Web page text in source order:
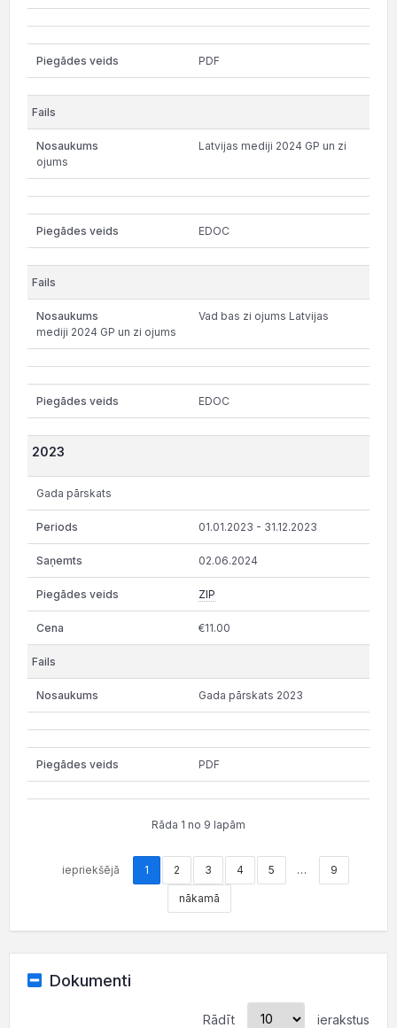
PDF
Latvijas mediji 2024 GP un zi
ojums
EDOC
Vad bas zi ojums Latvijas
mediji 2024 GP un zi ojums
EDOC
2023
Gada pārskats
01.01.2023 - 31.12.2023
02.06.2024
ZIP
€11.00
Gada pārskats 2023
PDF
Rāda 1 no 9 lapām
iepriekšējā 1 2 3 4 5 … 9
nākamā
Dokumenti
Rādīt ierakstus